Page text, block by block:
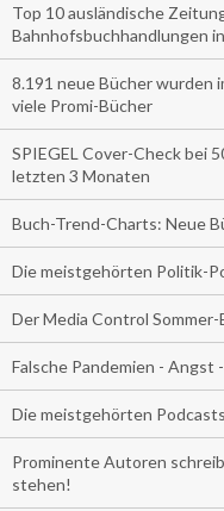
Top 10 ausländische
Bahnhofsbuchhandlungen
8.191 neue Bücher
viele Promi-Bücher
SPIEGEL Cover-Check bei
letzten 3 Monaten
Buch-Trend-Charts: Neue
Die meistgehörten Politik-
Der Media Control
Falsche Pandemien - Angst
Die meistgehörten
Prominente Autoren
stehen!